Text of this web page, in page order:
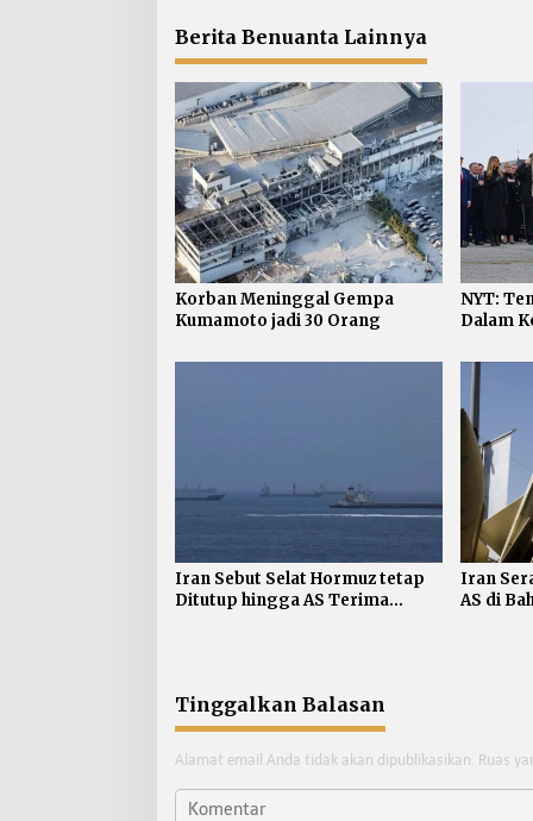
Berita Benuanta Lainnya
Korban Meninggal Gempa
Kumamoto jadi 30 Orang
NYT:
Dalam
Iran Sebut Selat Hormuz tetap
Ditutup hingga AS Terima
Iran
AS di
Tinggalkan Balasan
Alamat email Anda tidak akan dipublikasikan. Ruas